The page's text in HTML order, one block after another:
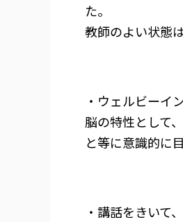
た。
教師のよい状態
・ウェルビーイ
脳の特性として
と等に意識的に
・講話をきいて